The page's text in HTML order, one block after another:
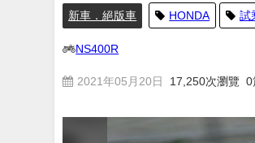
新車．絕版車 HONDA 試
NS400R
2021年05月20日 17,250次瀏覽 0